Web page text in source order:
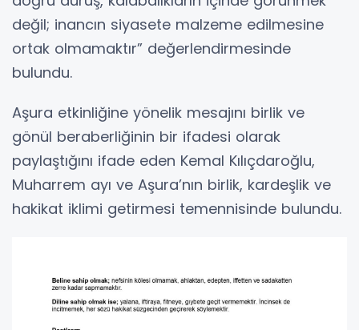
değil; inancın siyasete malzeme edilmesine
ortak olmamaktır” değerlendirmesinde
bulundu.
Aşura etkinliğine yönelik mesajını birlik ve
gönül beraberliğinin bir ifadesi olarak
paylaştığını ifade eden Kemal Kılıçdaroğlu,
Muharrem ayı ve Aşura’nın birlik, kardeşlik ve
hakikat iklimi getirmesi temennisinde bulundu.